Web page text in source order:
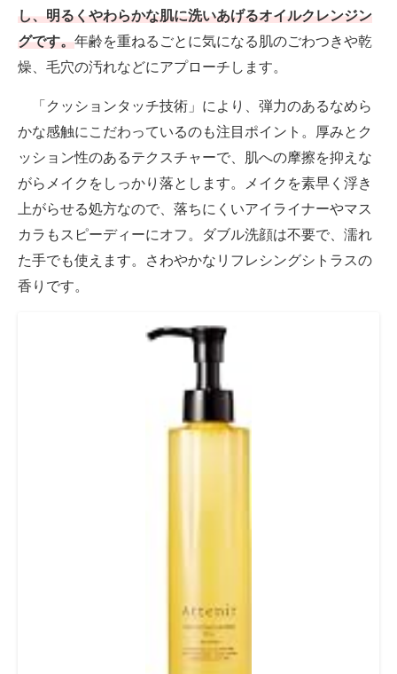
し、明るくやわらかな肌に洗いあげるオイルクレンジン
グです。年齢を重ねるごとに気になる肌のごわつきや乾
燥、毛穴の汚れなどにアプローチします。
「クッションタッチ技術」により、弾力のあるなめら
かな感触にこだわっているのも注目ポイント。厚みとク
ッション性のあるテクスチャーで、肌への摩擦を抑えな
がらメイクをしっかり落とします。メイクを素早く浮き
上がらせる処方なので、落ちにくいアイライナーやマス
カラもスピーディーにオフ。ダブル洗顔は不要で、濡れ
た手でも使えます。さわやかなリフレシングシトラスの
香りです。